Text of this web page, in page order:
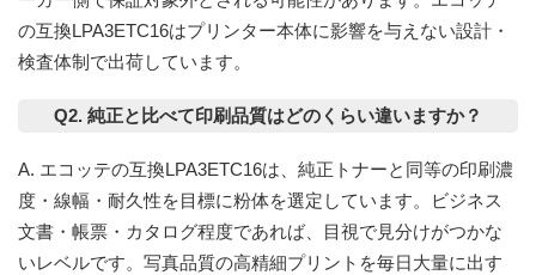
の互換LPA3ETC16はプリンター本体に影響を与えない設計・
検査体制で出荷しています。
Q2. 純正と比べて印刷品質はどのくらい違いますか？
A. エコッテの互換LPA3ETC16は、純正トナーと同等の印刷濃
度・線幅・耐久性を目標に粉体を選定しています。ビジネス
文書・帳票・カタログ程度であれば、目視で見分けがつかな
いレベルです。写真品質の高精細プリントを毎日大量に出す